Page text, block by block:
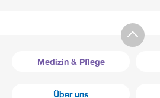
Medizin & Pflege
Über uns